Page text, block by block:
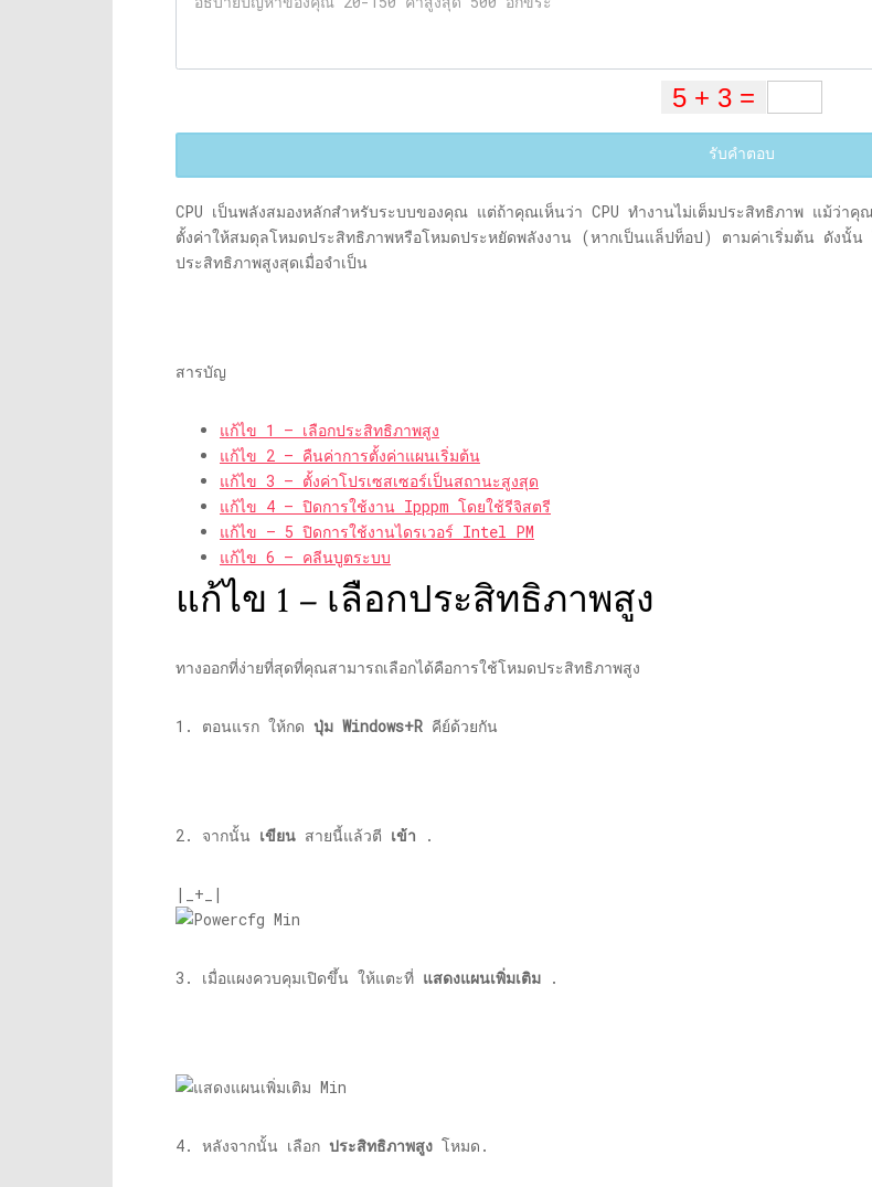
รับคำตอบ
CPU เป็นพลังสมองหลักสำหรับระบบของคุณ แต่ถ้าคุณเห็นว่า CPU ทำงานไม่เต็มประสิทธิภาพ แม้ว่า
ตั้งค่าให้สมดุลโหมดประสิทธิภาพหรือโหมดประหยัดพลังงาน (หากเป็นแล็ปท็อป) ตามค่าเริ่มต้น ดังนั้น
ประสิทธิภาพสูงสุดเมื่อจำเป็น
สารบัญ
แก้ไข 1 – เลือกประสิทธิภาพสูง
แก้ไข 2 – คืนค่าการตั้งค่าแผนเริ่มต้น
แก้ไข 3 – ตั้งค่าโปรเซสเซอร์เป็นสถานะสูงสุด
แก้ไข 4 – ปิดการใช้งาน Ipppm โดยใช้รีจิสตรี
แก้ไข – 5 ปิดการใช้งานไดรเวอร์ Intel PM
แก้ไข 6 – คลีนบูตระบบ
แก้ไข 1 – เลือกประสิทธิภาพสูง
ทางออกที่ง่ายที่สุดที่คุณสามารถเลือกได้คือการใช้โหมดประสิทธิภาพสูง
1. ตอนแรก ให้กด ปุ่ม Windows+R คีย์ด้วยกัน
2. จากนั้น เขียน สายนี้แล้วตี เข้า .
|_+_|
3. เมื่อแผงควบคุมเปิดขึ้น ให้แตะที่ แสดงแผนเพิ่มเติม .
4. หลังจากนั้น เลือก ประสิทธิภาพสูง โหมด.